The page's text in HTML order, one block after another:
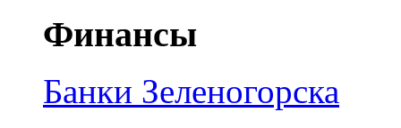
Финансы
Банки Зеленогорска